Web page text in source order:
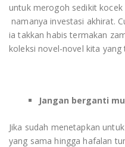
untuk merogoh sedikit kocek
namanya investasi akhirat.
ia takkan habis termakan
koleksi novel-novel kita yang
Jangan berganti
Jika sudah menetapkan
yang sama hingga hafalan